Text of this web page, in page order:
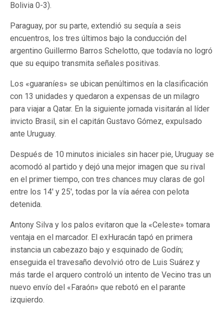
Bolivia 0-3).
Paraguay, por su parte, extendió su sequía a seis
encuentros, los tres últimos bajo la conducción del
argentino Guillermo Barros Schelotto, que todavía no logró
que su equipo transmita señales positivas.
Los «guaraníes» se ubican penúltimos en la clasificación
con 13 unidades y quedaron a expensas de un milagro
para viajar a Qatar. En la siguiente jornada visitarán al líder
invicto Brasil, sin el capitán Gustavo Gómez, expulsado
ante Uruguay.
Después de 10 minutos iniciales sin hacer pie, Uruguay se
acomodó al partido y dejó una mejor imagen que su rival
en el primer tiempo, con tres chances muy claras de gol
entre los 14′ y 25′, todas por la vía aérea con pelota
detenida.
Antony Silva y los palos evitaron que la «Celeste» tomara
ventaja en el marcador. El exHuracán tapó en primera
instancia un cabezazo bajo y esquinado de Godín;
enseguida el travesaño devolvió otro de Luis Suárez y
más tarde el arquero controló un intento de Vecino tras un
nuevo envío del «Faraón» que rebotó en el parante
izquierdo.